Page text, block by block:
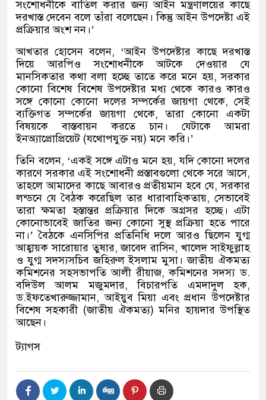
সংশোধনীকে বাতিল করার জন্য আইন মন্ত্রণালয়ের কাছে
দরখাস্ত দেবেন বলে তাঁরা বলেছেন। কিন্তু আইন উপদেষ্টা এই
প্রক্রিয়ার অংশ নন।’
আখতার হোসেন বলেন, ‘আইন উপদেষ্টার কাছে দরখাস্ত
দিয়ে আরপিও সংশোধনীকে আটকে দেওয়ার যে
মানসিকতার কথা বলা হচ্ছে তাতে করে মনে হয়, সরকার
কোনো বিশেষ বিশেষ উপদেষ্টার মধ্য থেকে কারও কারও
সঙ্গে কোনো কোনো দলের সম্পর্কের জায়গা থেকে, সেই
ব্যক্তিগত সম্পর্কের জায়গা থেকে, তারা কোনো একটা
বিষয়কে বাস্তবায়ন করতে চান। যেটাকে আমরা
ইনঅ্যাপ্রোপ্রিয়েট (যথোপযুক্ত নয়) মনে করি।’
তিনি বলেন, ‘একই সঙ্গে এটাও মনে হয়, যদি কোনো দলের
কারণে সরকার এই সংশোধনী প্রস্তাবগুলো থেকে সরে আসে,
তাহলে আমাদের কাছে আবারও প্রতীয়মান হবে যে, সরকার
লন্ডনে যে বৈঠক করেছিল তার ধারাবাহিকতায়, সেভাবেই
তারা ক্ষমতা হস্তান্তর প্রক্রিয়ার দিকে অগ্রসর হচ্ছে। এটা
কোনোভাবেই জাতির জন্য কোনো সুস্থ প্রক্রিয়া হতে পারে
না।’ বৈঠকে এনসিপির প্রতিনিধি দলে আরও ছিলেন যুগ্ম
আহ্বায়ক সারোয়ার তুষার, জাবেদ রাসিন, খালেদ সাইফুল্লাহ
ও যুগ্ম সদস্যসচিব জহিরুল ইসলাম মুসা। জাতীয় ঐকমত্য
কমিশনের সহসভাপতি আলী রীয়াজ, কমিশনের সদস্য ড.
বদিউল আলম মজুমদার, বিচারপতি এমদাদুল হক,
ড.ইফতেখারুজ্জামান, আইয়ুব মিয়া এবং প্রধান উপদেষ্টার
বিশেষ সহকারী (জাতীয় ঐকমত্য) মনির হায়দার উপস্থিত
আছেন।
ট্যাগস